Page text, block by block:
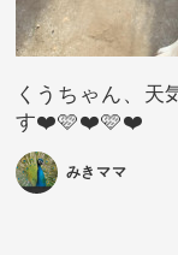
くうちゃん、天
す❤️🩷❤️🩷❤️
みきママ